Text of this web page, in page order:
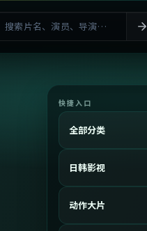
快捷入口
全部分类
日韩影视
动作大片